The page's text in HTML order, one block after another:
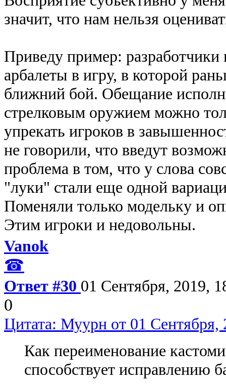
значит, что нам нельзя
Приведу пример:
арбалеты в игру, в которой
ближний бой. Обещание
стрелковым оружием можно
упрекать игроков в
не говорили, что введут
проблема в том, что у слова
"луки" стали еще одной
Поменяли только модельку и
Этим игроки и недовольны.
Vanok
☎
Ответ #30 01 Сентября, 2019,
0
Цитата: Муурн от 01 Сентября,
Как переименование
способствует исправлению